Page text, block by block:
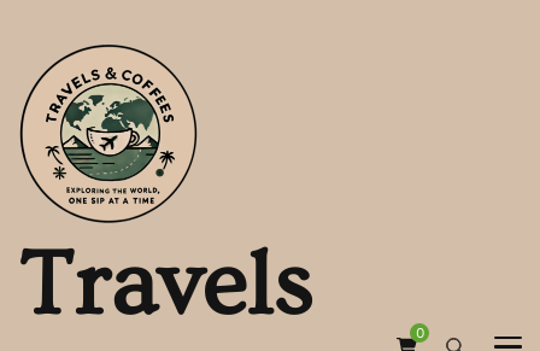
Travels
0